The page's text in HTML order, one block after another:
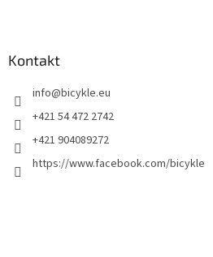
Kontakt
info@bicykle.eu
+421 54 472 2742
+421 904089272
https://www.facebook.com/bicykle